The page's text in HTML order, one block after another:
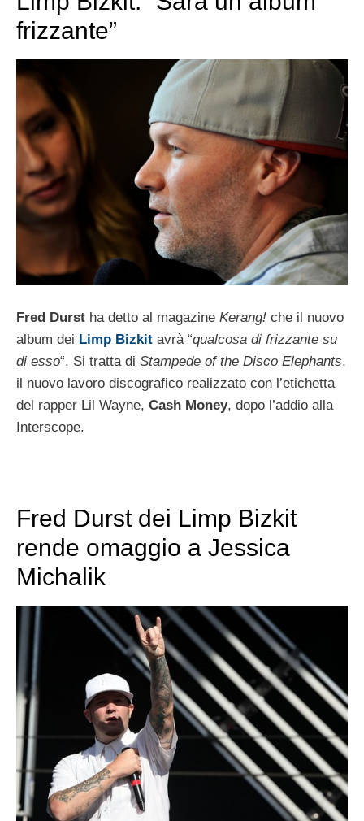
frizzante”
Fred Durst ha detto al magazine Kerang! che il nuovo
album dei Limp Bizkit avrà “qualcosa di frizzante su
di esso“. Si tratta di Stampede of the Disco Elephants,
il nuovo lavoro discografico realizzato con l’etichetta
del rapper Lil Wayne, Cash Money, dopo l’addio alla
Interscope.
Fred Durst dei Limp Bizkit
rende omaggio a Jessica
Michalik